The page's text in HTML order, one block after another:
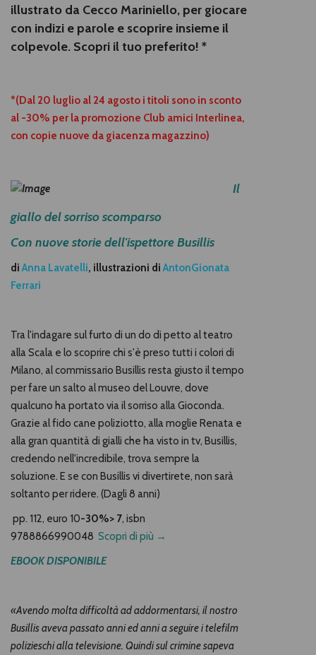
illustrato da Cecco Mariniello, per giocare
con indizi e parole e scoprire insieme il
colpevole. Scopri il tuo preferito! *
*(Dal 20 luglio al 24 agosto i titoli sono in sconto
al -30% per la promozione Club amici Interlinea,
con copie nuove da giacenza magazzino)
Il
giallo del sorriso scomparso
Con nuove storie dell'ispettore Busillis
d i Anna Lavatelli, illustrazioni diAntonGionata
Ferrari
Tra l'indagare sul furto di un do di petto al teatro
alla Scala e lo scoprire chi s'è preso tutti i colori di
Milano, al commissario Busillis resta giusto il tempo
per fare un salto al museo del Louvre, dove
qualcuno ha portato via il sorriso alla Gioconda.
Grazie al fido cane poliziotto, alla moglie Renata e
alla gran quantità di gialli che ha visto in tv, Busillis,
credendo nell'incredibile, trova sempre la
soluzione. E se con Busillis vi divertirete, non sarà
soltanto per ridere. (Dagli 8 anni)
pp. 112, euro 10-30%> 7, isbn
9788866990048 Scopri di più →
EBOOK DISPONIBILE
«Avendo molta difficoltà ad addormentarsi, il nostro
Busillis aveva passato anni ed anni a seguire i telefilm
polizieschi alla televisione. Quindi sul crimine sapeva